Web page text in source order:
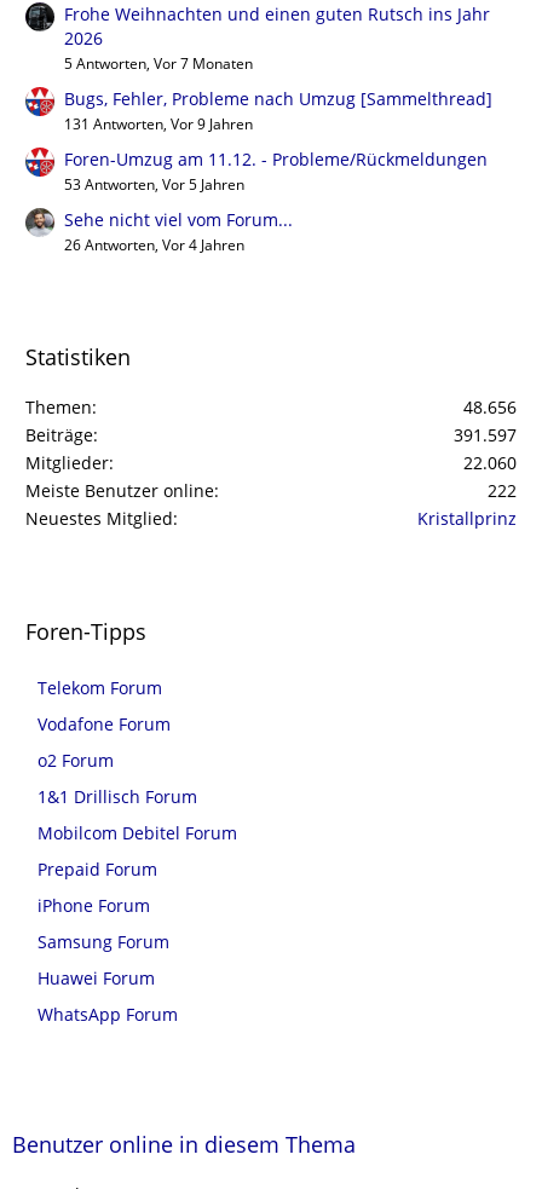
Frohe Weihnachten und einen guten Rutsch ins Jahr
2026
5 Antworten, Vor 7 Monaten
Bugs, Fehler, Probleme nach Umzug [Sammelthread]
131 Antworten, Vor 9 Jahren
Foren-Umzug am 11.12. - Probleme/Rückmeldungen
53 Antworten, Vor 5 Jahren
Sehe nicht viel vom Forum...
26 Antworten, Vor 4 Jahren
Statistiken
Themen
48.656
Beiträge
391.597
Mitglieder
22.060
Meiste Benutzer online
222
Neuestes Mitglied
Kristallprinz
Foren-Tipps
Telekom Forum
Vodafone Forum
o2 Forum
1&1 Drillisch Forum
Mobilcom Debitel Forum
Prepaid Forum
iPhone Forum
Samsung Forum
Huawei Forum
WhatsApp Forum
Benutzer online in diesem Thema